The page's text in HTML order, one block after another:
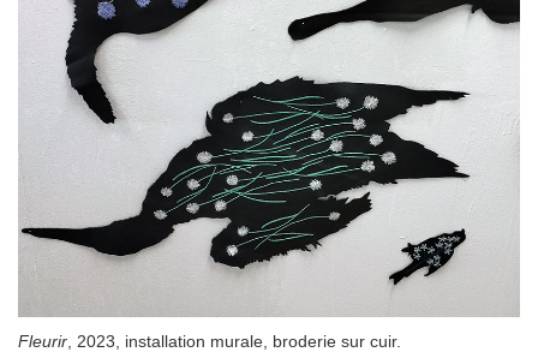
Fleurir , 2023, installation murale, broderie sur cuir.